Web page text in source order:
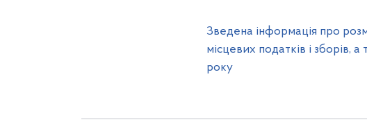
Зведена інформація про
місцевих податків і зборів, а
року